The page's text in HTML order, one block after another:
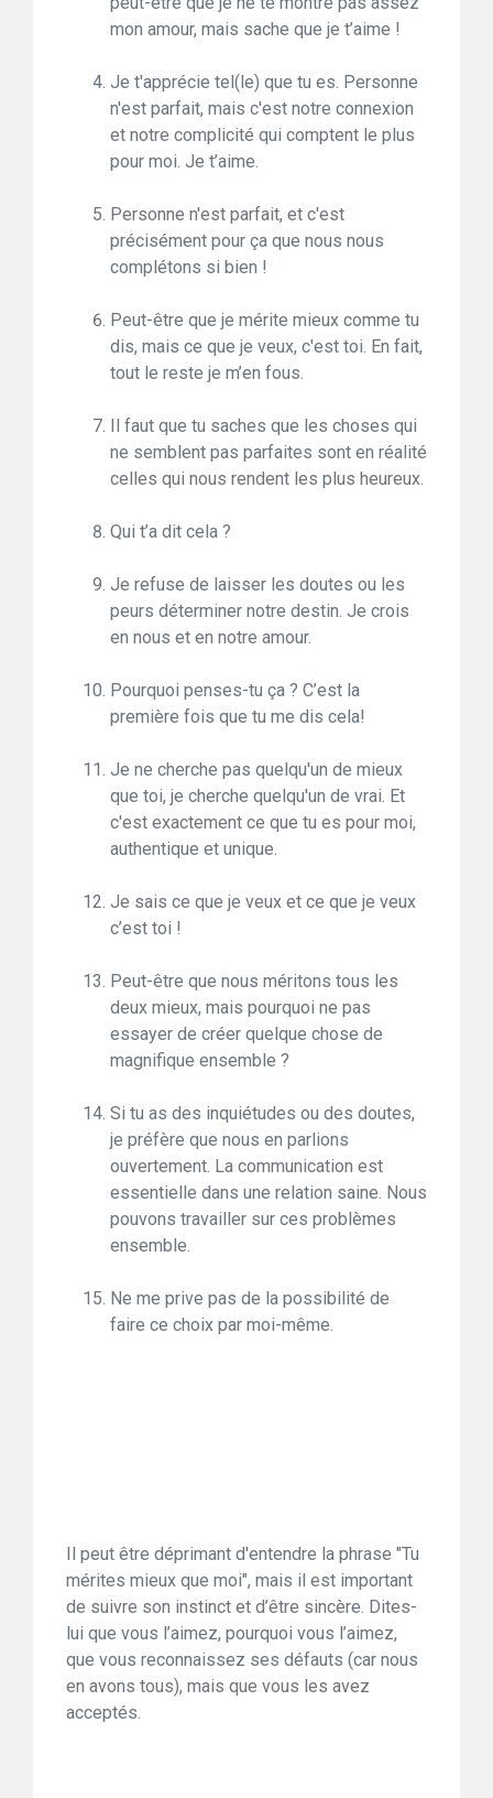
mon amour, mais sache que je t’aime !
Je t'apprécie tel(le) que tu es. Personne
n'est parfait, mais c'est notre connexion
et notre complicité qui comptent le plus
pour moi. Je t’aime.
Personne n'est parfait, et c'est
précisément pour ça que nous nous
complétons si bien !
Peut-être que je mérite mieux comme tu
dis, mais ce que je veux, c'est toi. En fait,
tout le reste je m’en fous.
Il faut que tu saches que les choses qui
ne semblent pas parfaites sont en réalité
celles qui nous rendent les plus heureux.
Qui t’a dit cela ?
Je refuse de laisser les doutes ou les
peurs déterminer notre destin. Je crois
en nous et en notre amour.
Pourquoi penses-tu ça ? C’est la
première fois que tu me dis cela!
Je ne cherche pas quelqu'un de mieux
que toi, je cherche quelqu'un de vrai. Et
c'est exactement ce que tu es pour moi,
authentique et unique.
Je sais ce que je veux et ce que je veux
c’est toi !
Peut-être que nous méritons tous les
deux mieux, mais pourquoi ne pas
essayer de créer quelque chose de
magnifique ensemble ?
Si tu as des inquiétudes ou des doutes,
je préfère que nous en parlions
ouvertement. La communication est
essentielle dans une relation saine. Nous
pouvons travailler sur ces problèmes
ensemble.
Ne me prive pas de la possibilité de
faire ce choix par moi-même.
Il peut être déprimant d'entendre la phrase "Tu
mérites mieux que moi", mais il est important
de suivre son instinct et d’être sincère. Dites-
lui que vous l’aimez, pourquoi vous l’aimez,
que vous reconnaissez ses défauts (car nous
en avons tous), mais que vous les avez
acceptés.